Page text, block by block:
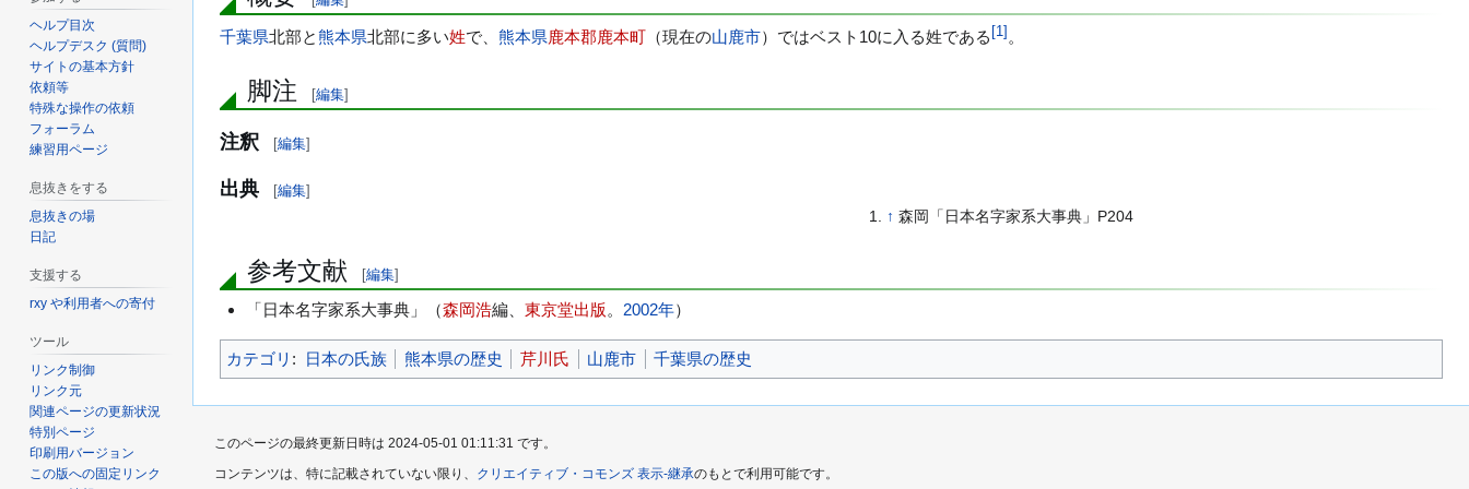
千葉県北部と熊本県北部に多い姓で、 熊本県鹿本郡鹿本町 （現在の山鹿市）ではベスト10に入る姓である [1 ] 。
脚注 [編集]
注釈 [編集]
出典 [編集]
↑ 森岡「日本名字家系大事典」P204
参考文献 [編集]
「日本名字家系大事典」（森岡浩編、東京堂出版。 2002年）
カテゴリ : 日本の氏族 熊本県の歴史 芹川氏 山鹿市 千葉県の歴史
ヘルプ目次
ヘルプデスク (質問)
サイトの基本方針
依頼等
特殊な操作の依頼
フォーラム
練習用ページ
息抜きをする
息抜きの場
日記
支援する
rxy や利用者への寄付
ツール
リンク制御
リンク元
関連ページの更新状況
特別ページ
印刷用バージョン
この版への固定リンク
このページの最終更新日時は 2024-05-01 01:11:31 です。
コンテンツは、特に記載されていない限り、 クリエイティブ・コモンズ 表示-継承のもとで利用可能です。